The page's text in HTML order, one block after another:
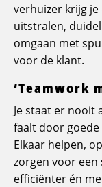
verhuizer krijg
uitstralen,
omgaan met
voor de klant.
‘Teamwork
Je staat er nooit
faalt door goede
Elkaar helpen,
zorgen voor een
efficiënter én